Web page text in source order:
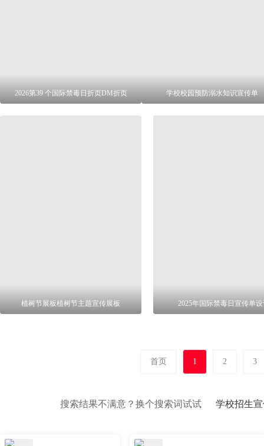
2026第39 个国际禁毒日折页DM折页 学校校园预防溺水知识宣传单
植树节展板植树节主题宣传展板 2025年国际禁毒日宣传单
首页 1 2 3
搜索结果不满意？换个搜索词试试 学校招生